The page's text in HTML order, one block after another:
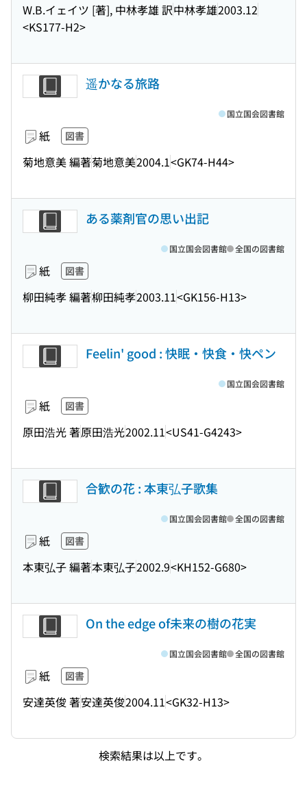
W.B.イェイツ [著], 中林孝雄 訳中林孝雄2003.12
<KS177-H2>
遥かなる旅路
紙 図書
菊地意美 編著菊地意美2004.1<GK74-H44>
国立国会図書館
ある薬剤官の思い出記
紙 図書
柳田純孝 編著柳田純孝2003.11<GK156-H13>
国立国会図書館 全国の図書館
Feelin' good : 快眠・快食・快ペン
紙 図書
原田浩光 著原田浩光2002.11<US41-G4243>
国立国会図書館
合歓の花 : 本東弘子歌集
紙 図書
本東弘子 編著本東弘子2002.9<KH152-G680>
国立国会図書館 全国の図書館
On the edge of未来の樹の花実
紙 図書
安達英俊 著安達英俊2004.11<GK32-H13>
国立国会図書館 全国の図書館
検索結果は以上です。